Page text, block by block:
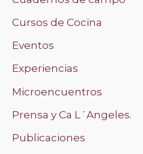
Cursos de Cocina
Eventos
Experiencias
Microencuentros
Prensa y Ca L´Angeles.
Publicaciones